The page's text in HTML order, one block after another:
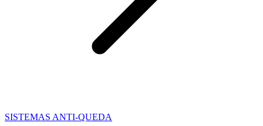
SISTEMAS ANTI-QUEDA